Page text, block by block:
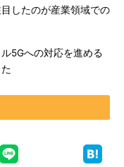
したのが産業領域での
5Gへの対応を進める